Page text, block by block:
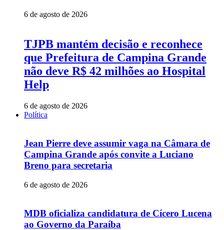
6 de agosto de 2026
TJPB mantém decisão e reconhece
que Prefeitura de Campina Grande
não deve R$ 42 milhões ao Hospital
Help
6 de agosto de 2026
Política
Jean Pierre deve assumir vaga na Câmara de
Campina Grande após convite a Luciano
Breno para secretaria
6 de agosto de 2026
MDB oficializa candidatura de Cícero Lucena
ao Governo da Paraíba